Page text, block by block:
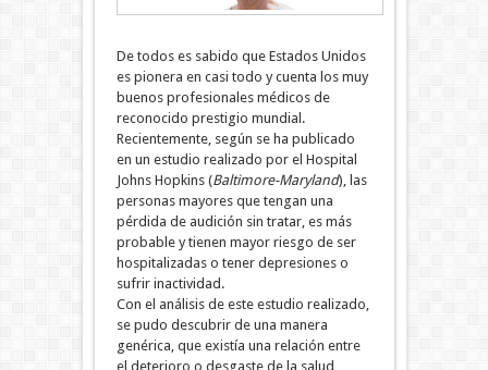
De todos es sabido que Estados Unidos
es pionera en casi todo y cuenta los muy
buenos profesionales médicos de
reconocido prestigio mundial.
Recientemente, según se ha publicado
en un estudio realizado por el Hospital
Johns Hopkins (Baltimore-Maryland), las
personas mayores que tengan una
pérdida de audición sin tratar, es más
probable y tienen mayor riesgo de ser
hospitalizadas o tener depresiones o
sufrir inactividad.
Con el análisis de este estudio realizado,
se pudo descubrir de una manera
genérica, que existía una relación entre
el deterioro o desgaste de la salud